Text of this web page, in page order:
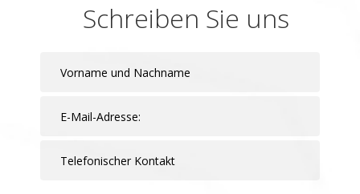
Schreiben Sie uns